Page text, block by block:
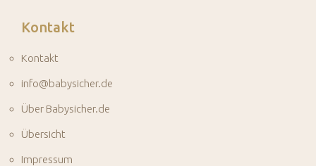
Kontakt
Kontakt
info@babysicher.de
Über Babysicher.de
Übersicht
Impressum